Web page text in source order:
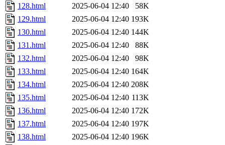
128.html
2025-06-04 12:40
58K
129.html
2025-06-04 12:40 193K
130.html
2025-06-04 12:40 144K
131.html
2025-06-04 12:40
88K
132.html
2025-06-04 12:40
98K
133.html
2025-06-04 12:40 164K
134.html
2025-06-04 12:40 208K
135.html
2025-06-04 12:40 113K
136.html
2025-06-04 12:40 172K
137.html
2025-06-04 12:40 197K
138.html
2025-06-04 12:40 196K